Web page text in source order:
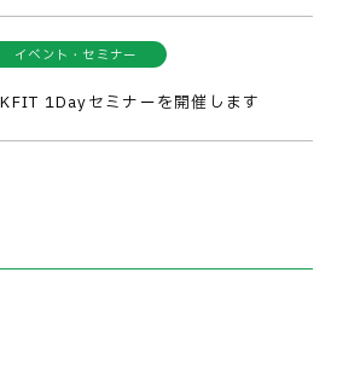
イベント・セミナー
1Dayセミナーを開催します